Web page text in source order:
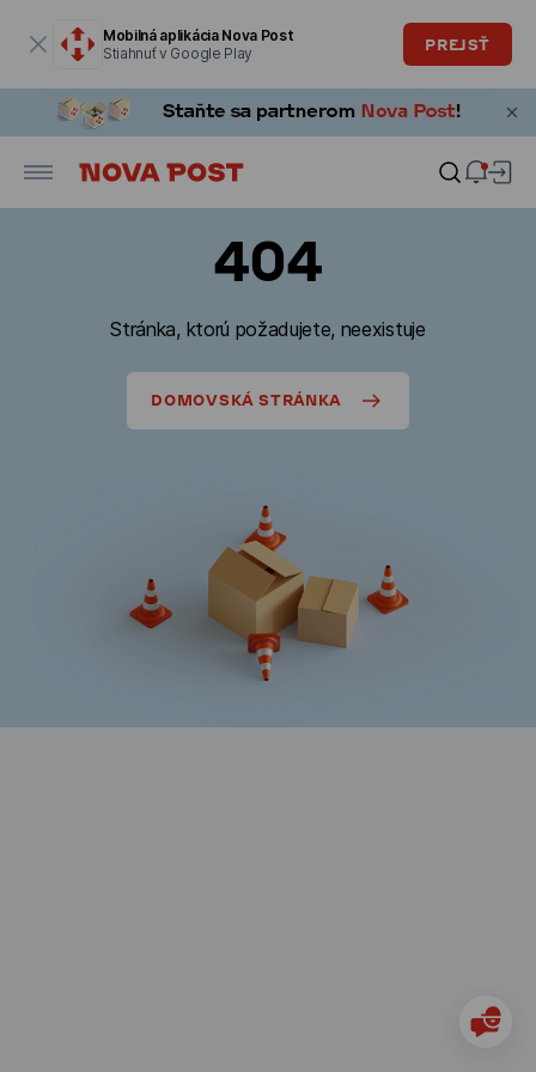
Mobilná aplikácia Nova Post
Stiahnuť v Google Play
PREJSŤ
404
Stránka, ktorú požadujete, neexistuje
DOMOVSKÁ STRÁNKA